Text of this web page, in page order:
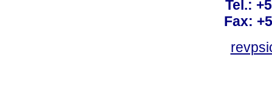
Tel.:
Fax: